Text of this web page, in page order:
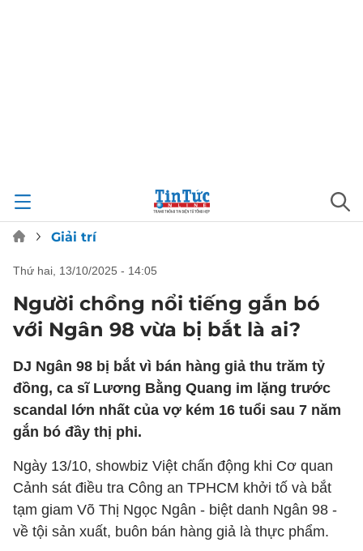
Giải trí
thứ hai, 13/10/2025 - 14:05
Người chồng nổi tiếng gắn bó
với Ngân 98 vừa bị bắt là ai?
DJ Ngân 98 bị bắt vì bán hàng giả thu trăm tỷ
đồng, ca sĩ Lương Bằng Quang im lặng trước
scandal lớn nhất của vợ kém 16 tuổi sau 7 năm
gắn bó đầy thị phi.
Ngày 13/10, showbiz Việt chấn động khi Cơ quan
Cảnh sát điều tra Công an TPHCM khởi tố và bắt
tạm giam Võ Thị Ngọc Ngân - biệt danh Ngân 98 -
về tội sản xuất, buôn bán hàng giả là thực phẩm.